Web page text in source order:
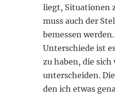
liegt, Situationen
muss auch der
bemessen
Unterschiede ist
zu haben, die
unterscheiden.
den ich etwas